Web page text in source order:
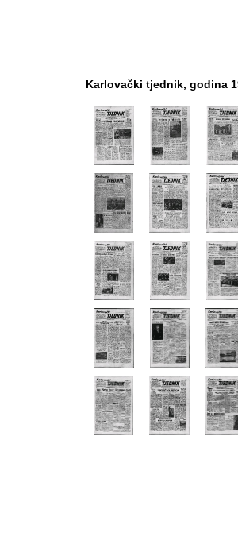
Karlovački tjednik, godina